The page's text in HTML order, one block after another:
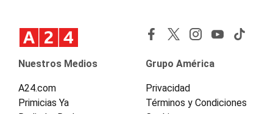
Nuestros Medios
A24.com
Primicias Ya
Grupo América
Privacidad
Términos y Condiciones